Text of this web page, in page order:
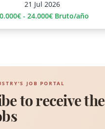
21 Jul 2026
- 24.000€ Bruto/año
JOB PORTAL
to receive the